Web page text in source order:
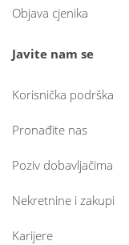
Objava cjenika
Javite nam se
Korisnička podrška
Pronađite nas
Poziv dobavljačima
Nekretnine i zakupi
Karijere